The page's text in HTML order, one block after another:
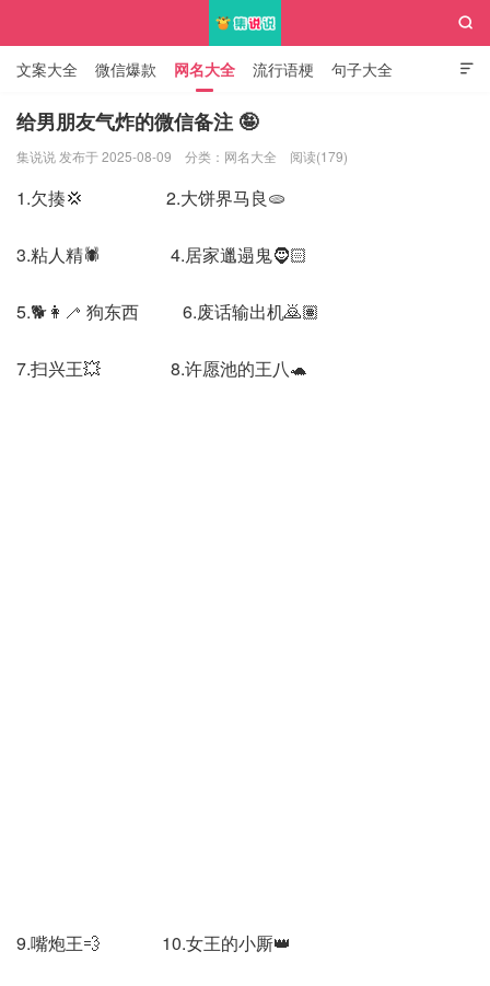

文案大全 微信爆款 网名大全 流行语梗 句子大全
知识大全

给男朋友气炸的微信备注 🤪
集说说 发布于 2025-08-09 分类： 网名大全 阅读(179)
1.欠揍💢 2.大饼界马良🫓
3.粘人精🕷️ 4.居家邋遢鬼🧔🏻
5.🐕👩‍🦯 狗东西 6.废话输出机🙇🏽
7.扫兴王💥 8.许愿池的王八🐢
9.嘴炮王💨 10.女王的小厮👑